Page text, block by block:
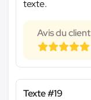
texte.
Avis du client
Texte #19